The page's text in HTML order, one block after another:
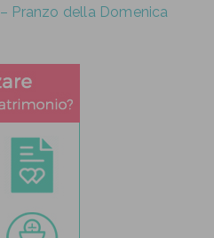
– Pranzo della Domenica